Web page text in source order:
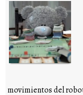
movimientos del